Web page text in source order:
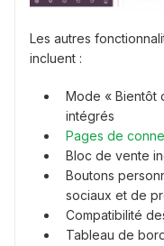
Les autres
incluent :
Mode « Bientôt
intégrés
Pages de
Bloc de vente
Boutons
sociaux et de
Compatibilité
Tableau de